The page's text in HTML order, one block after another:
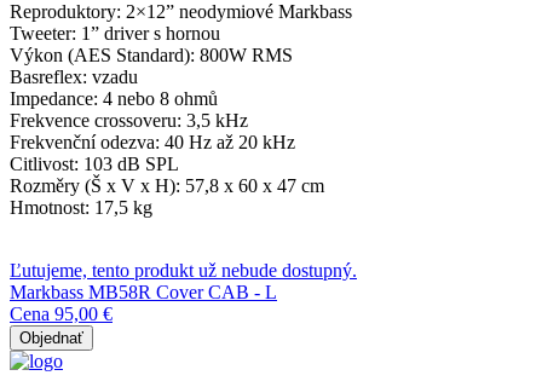
Reproduktory: 2×12” neodymiové Markbass
Tweeter: 1” driver s hornou
Výkon (AES Standard): 800W RMS
Basreflex: vzadu
Impedance: 4 nebo 8 ohmů
Frekvence crossoveru: 3,5 kHz
Frekvenční odezva: 40 Hz až 20 kHz
Citlivost: 103 dB SPL
Rozměry (Š x V x H): 57,8 x 60 x 47 cm
Hmotnost: 17,5 kg
Ľutujeme, tento produkt už nebude dostupný.
Markbass MB58R Cover CAB - L
Cena 95,00 €
Objednať